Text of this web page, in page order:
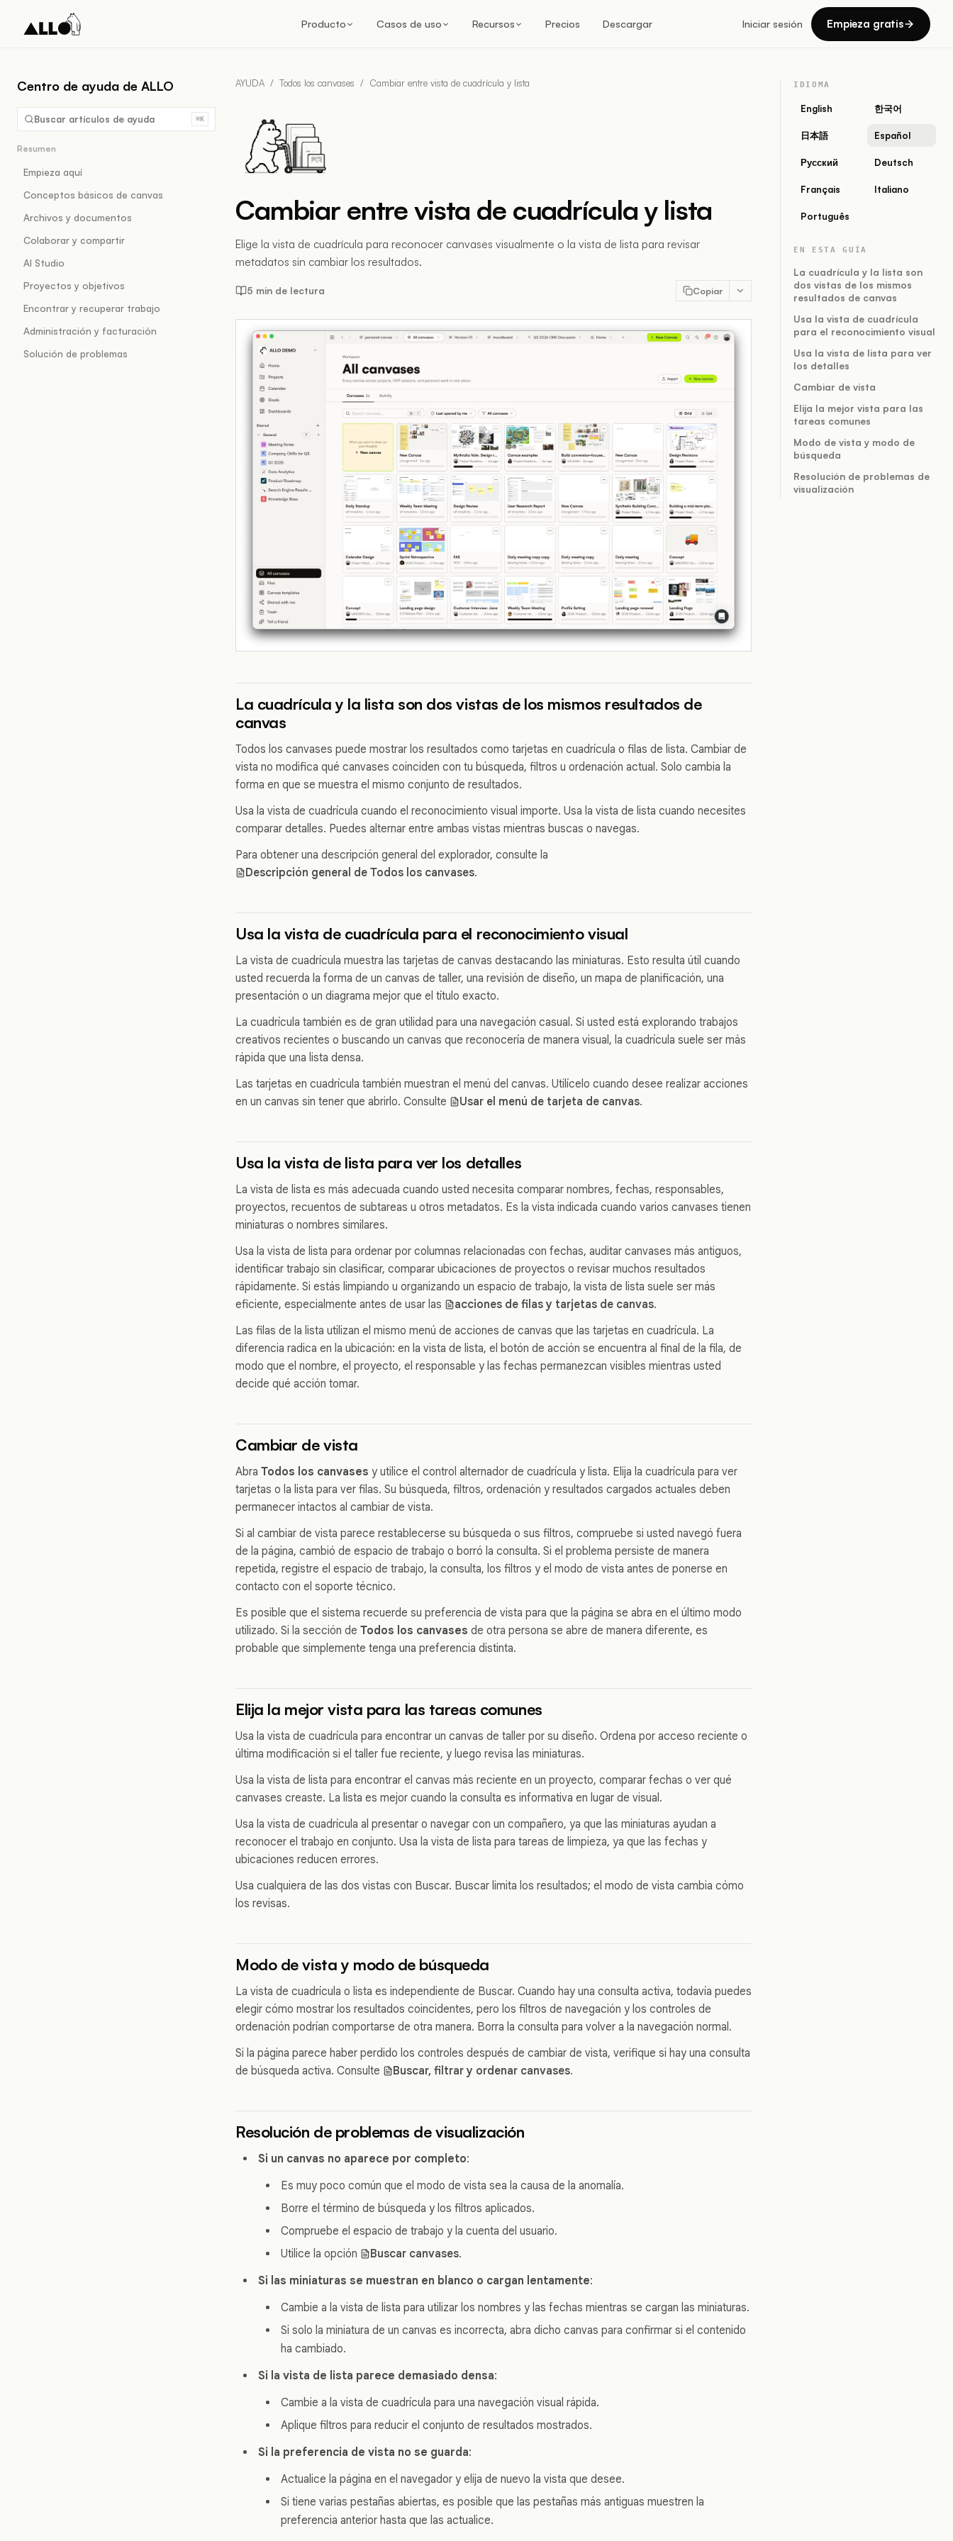
Producto Casos de uso Recursos Precios Descargar Iniciar sesión Empieza gratis
Centro de ayuda de ALLO
Buscar artículos de ayuda ⌘K
Resumen
Empieza aquí
Conceptos básicos de canvas
Archivos y documentos
Colaborar y compartir
AI Studio
Proyectos y objetivos
Encontrar y recuperar trabajo
Administración y facturación
Solución de problemas
AYUDA / Todos los canvases / Cambiar entre vista de cuadrícula y lista
Cambiar entre vista de cuadrícula y lista
Elige la vista de cuadrícula para reconocer canvases visualmente o la vista de lista para revisar
metadatos sin cambiar los resultados.
5 min de lectura Copiar
La cuadrícula y la lista son dos vistas de los mismos resultados de
canvas
Todos los canvases puede mostrar los resultados como tarjetas en cuadrícula o filas de lista. Cambiar de
vista no modifica qué canvases coinciden con tu búsqueda, filtros u ordenación actual. Solo cambia la
forma en que se muestra el mismo conjunto de resultados.
Usa la vista de cuadrícula cuando el reconocimiento visual importe. Usa la vista de lista cuando necesites
comparar detalles. Puedes alternar entre ambas vistas mientras buscas o navegas.
Para obtener una descripción general del explorador, consulte la
Descripción general de Todos los canvases.
Usa la vista de cuadrícula para el reconocimiento visual
La vista de cuadrícula muestra las tarjetas de canvas destacando las miniaturas. Esto resulta útil cuando
usted recuerda la forma de un canvas de taller, una revisión de diseño, un mapa de planificación, una
presentación o un diagrama mejor que el título exacto.
La cuadrícula también es de gran utilidad para una navegación casual. Si usted está explorando trabajos
creativos recientes o buscando un canvas que reconocería de manera visual, la cuadrícula suele ser más
rápida que una lista densa.
Las tarjetas en cuadrícula también muestran el menú del canvas. Utilícelo cuando desee realizar acciones
en un canvas sin tener que abrirlo. Consulte
Usar el menú de tarjeta de canvas.
Usa la vista de lista para ver los detalles
La vista de lista es más adecuada cuando usted necesita comparar nombres, fechas, responsables,
proyectos, recuentos de subtareas u otros metadatos. Es la vista indicada cuando varios canvases tienen
miniaturas o nombres similares.
Usa la vista de lista para ordenar por columnas relacionadas con fechas, auditar canvases más antiguos,
identificar trabajo sin clasificar, comparar ubicaciones de proyectos o revisar muchos resultados
rápidamente. Si estás limpiando u organizando un espacio de trabajo, la vista de lista suele ser más
eficiente, especialmente antes de usar las
acciones de filas y tarjetas de canvas.
Las filas de la lista utilizan el mismo menú de acciones de canvas que las tarjetas en cuadrícula. La
diferencia radica en la ubicación: en la vista de lista, el botón de acción se encuentra al final de la fila, de
modo que el nombre, el proyecto, el responsable y las fechas permanezcan visibles mientras usted
decide qué acción tomar.
Cambiar de vista
Abra Todos los canvases y utilice el control alternador de cuadrícula y lista. Elija la cuadrícula para ver
tarjetas o la lista para ver filas. Su búsqueda, filtros, ordenación y resultados cargados actuales deben
permanecer intactos al cambiar de vista.
Si al cambiar de vista parece restablecerse su búsqueda o sus filtros, compruebe si usted navegó fuera
de la página, cambió de espacio de trabajo o borró la consulta. Si el problema persiste de manera
repetida, registre el espacio de trabajo, la consulta, los filtros y el modo de vista antes de ponerse en
contacto con el soporte técnico.
Es posible que el sistema recuerde su preferencia de vista para que la página se abra en el último modo
utilizado. Si la sección de Todos los canvases de otra persona se abre de manera diferente, es
probable que simplemente tenga una preferencia distinta.
Elija la mejor vista para las tareas comunes
Usa la vista de cuadrícula para encontrar un canvas de taller por su diseño. Ordena por acceso reciente o
última modificación si el taller fue reciente, y luego revisa las miniaturas.
Usa la vista de lista para encontrar el canvas más reciente en un proyecto, comparar fechas o ver qué
canvases creaste. La lista es mejor cuando la consulta es informativa en lugar de visual.
Usa la vista de cuadrícula al presentar o navegar con un compañero, ya que las miniaturas ayudan a
reconocer el trabajo en conjunto. Usa la vista de lista para tareas de limpieza, ya que las fechas y
ubicaciones reducen errores.
Usa cualquiera de las dos vistas con Buscar. Buscar limita los resultados; el modo de vista cambia cómo
los revisas.
Modo de vista y modo de búsqueda
La vista de cuadrícula o lista es independiente de Buscar. Cuando hay una consulta activa, todavía puedes
elegir cómo mostrar los resultados coincidentes, pero los filtros de navegación y los controles de
ordenación podrían comportarse de otra manera. Borra la consulta para volver a la navegación normal.
Si la página parece haber perdido los controles después de cambiar de vista, verifique si hay una consulta
de búsqueda activa. Consulte
Buscar, filtrar y ordenar canvases.
Resolución de problemas de visualización
Si un canvas no aparece por completo:
Es muy poco común que el modo de vista sea la causa de la anomalía.
Borre el término de búsqueda y los filtros aplicados.
Compruebe el espacio de trabajo y la cuenta del usuario.
Utilice la opción
Buscar canvases.
Si las miniaturas se muestran en blanco o cargan lentamente:
Cambie a la vista de lista para utilizar los nombres y las fechas mientras se cargan las miniaturas.
Si solo la miniatura de un canvas es incorrecta, abra dicho canvas para confirmar si el contenido
ha cambiado.
Si la vista de lista parece demasiado densa:
Cambie a la vista de cuadrícula para una navegación visual rápida.
Aplique filtros para reducir el conjunto de resultados mostrados.
Si la preferencia de vista no se guarda:
Actualice la página en el navegador y elija de nuevo la vista que desee.
Si tiene varias pestañas abiertas, es posible que las pestañas más antiguas muestren la
preferencia anterior hasta que las actualice.
IDIOMA
English 한국어
日本語 Español
Русский Deutsch
Français Italiano
Português
EN ESTA GUÍA
La cuadrícula y la lista son
dos vistas de los mismos
resultados de canvas
Usa la vista de cuadrícula
para el reconocimiento visual
Usa la vista de lista para ver
los detalles
Cambiar de vista
Elija la mejor vista para las
tareas comunes
Modo de vista y modo de
búsqueda
Resolución de problemas de
visualización